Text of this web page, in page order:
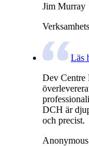
Jim Murray
Läs
Dev Centre
DCH är
och precist.
Anonymous